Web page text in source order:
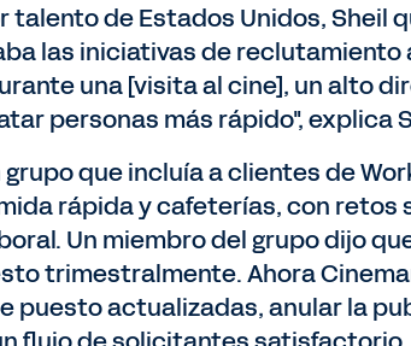
de Estados Unidos, Sheil
las iniciativas de reclutamiento
una [visita al cine], un alto
personas más rápido", explica
que incluía a clientes de
rápida y cafeterías, con retos
Un miembro del grupo dijo
trimestralmente. Ahora
puesto actualizadas, anular la